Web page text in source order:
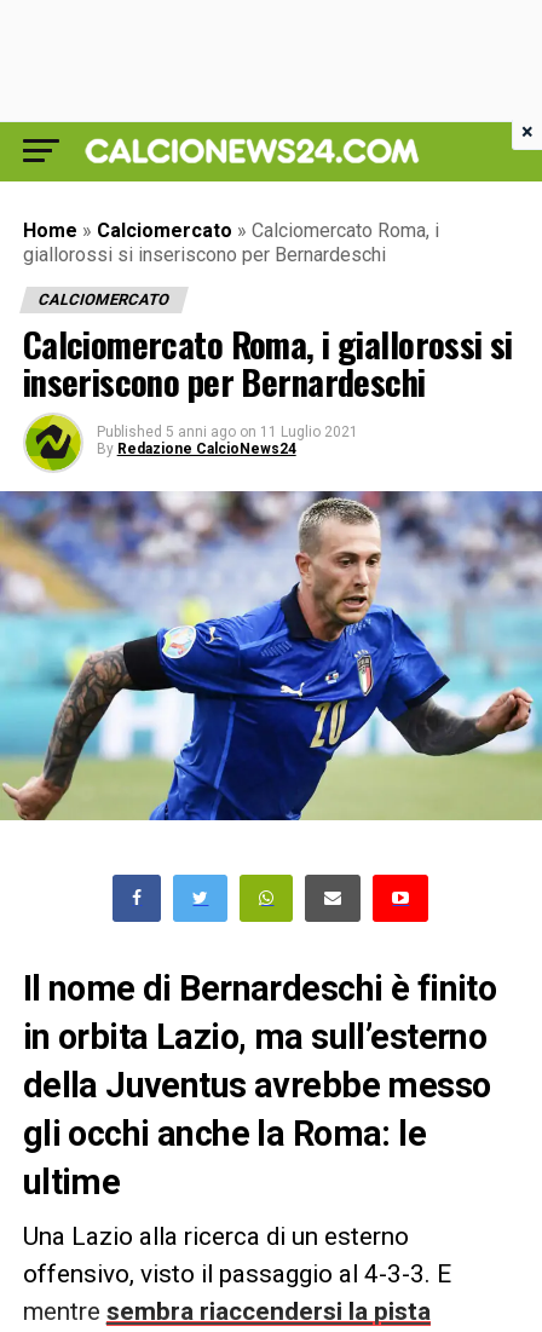
Home » Calciomercato » Calciomercato Roma, i
giallorossi si inseriscono per Bernardeschi
CALCIOMERCATO
Calciomercato Roma, i giallorossi si
inseriscono per Bernardeschi
Published 5 anni ago on 11 Luglio 2021
By Redazione CalcioNews24
Il nome di Bernardeschi è finito
in orbita Lazio, ma sull’esterno
della Juventus avrebbe messo
gli occhi anche la Roma: le
ultime
Una Lazio alla ricerca di un esterno
offensivo, visto il passaggio al 4-3-3. E
mentre sembra riaccendersi la pista
×